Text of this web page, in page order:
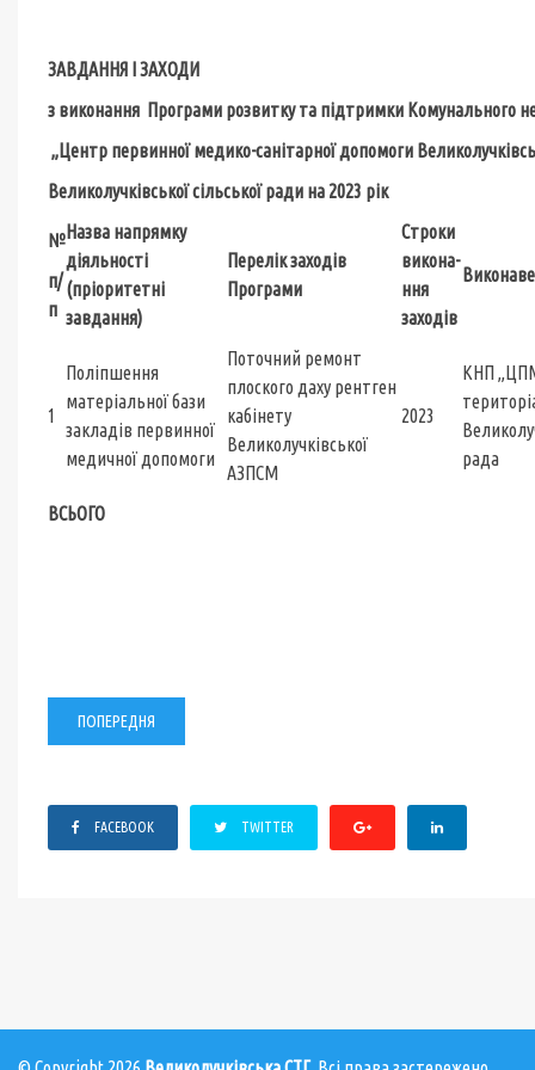
ЗАВДАННЯ І ЗАХОДИ
з виконання Програми розвитку та підтримки Комунального
„Центр первинної медико-санітарної допомоги
Великолучківської сільської ради на 2023 рік
№
п/
п
Назва напрямку
діяльності
(пріоритетні
завдання)
Перелік заходів
Програми
Строки
викона-
ння
заходів
1
Поліпшення
матеріальної бази
закладів первинної
медичної допомоги
Поточний ремонт
плоского даху рентген
кабінету
Великолучківської
АЗПСМ
2023
КНП
ВСЬОГО
ПОПЕРЕДНЯ
FACEBOOK TWITTER